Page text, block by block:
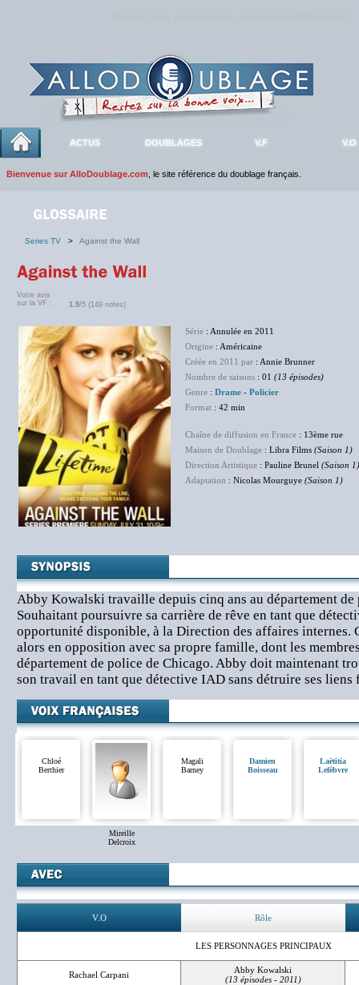
ACTUS DOUBLAGES V.F V.O
Bienvenue sur AlloDoublage.com , le site référence du doublage français.
Series TV > Against the Wall
Votre avis
sur la VF :
1.9/5 (149 notes)
Série : Annulée en 2011
Origine : Américaine
Créée en 2011 par : Annie Brunner
Nombre de saisons : 01 (13 épisodes)
Genre : Drame - Policier
Format : 42 min
Chaîne de diffusion en France : 13ème rue
Maison de Doublage : Libra Films (Saison 1)
Direction Artistique : Pauline Brunel (Saison 1)
Adaptation : Nicolas Mourguye (Saison 1)
Abby Kowalski travaille depuis cinq ans au département de
Souhaitant poursuivre sa carrière de rêve en tant que
opportunité disponible, à la Direction des affaires internes.
alors en opposition avec sa propre famille, dont les
département de police de Chicago. Abby doit maintenant
son travail en tant que détective IAD sans détruire ses
Chloé
Berthier
Mireille
Delcroix
Magali
Barney
Damien
Boisseau
Laëtitia
Lefèbvre
V.O Rôle
LES PERSONNAGES PRINCIPAUX
Rachael Carpani
Abby Kowalski
(13 épisodes - 2011)